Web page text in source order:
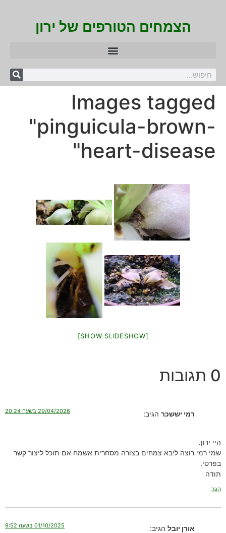
הצמחים הטורפים של ירון
Images tagged
"pinguicula-brown-
heart-disease"
[SHOW SLIDESHOW]
0 תגובות
רמי יששכר הגיב: 29/04/2026 בשעה 20:24
היי ירון.
שמי רמי רוצה ליבא צמחים בצורה מסחרית אשמח אם תוכל ליצור קשר
בפרטי.
תודה
הגב
אורן יובל הגיב: 01/10/2025 בשעה 9:52